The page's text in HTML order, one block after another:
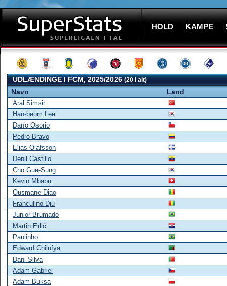
HOLD KAMPE
UDLÆNDINGE I FCM, 2025/2026(20 i alt)
Navn Land
Aral Simsir
Han-beom Lee
Darío Osorio
Pedro Bravo
Elias Olafsson
Denil Castillo
Cho Gue-Sung
Kevin Mbabu
Ousmane Diao
Franculino Djú
Junior Brumado
Martin Erlić
Paulinho
Edward Chilufya
Dani Silva
Adam Gabriel
Adam Buksa